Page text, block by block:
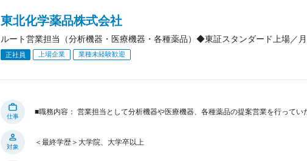
東北化学薬品株式会社
ルート営業担当（分析機器・医療機器・各種薬品）◆東証スタンダード上場／
正社員 上場企業 業種未経験歓迎
仕事
■職務内容： 営業担当として分析機器や医療機器、各種薬品の提案営業を行って
対象
＜最終学歴＞大学院、大学卒以上